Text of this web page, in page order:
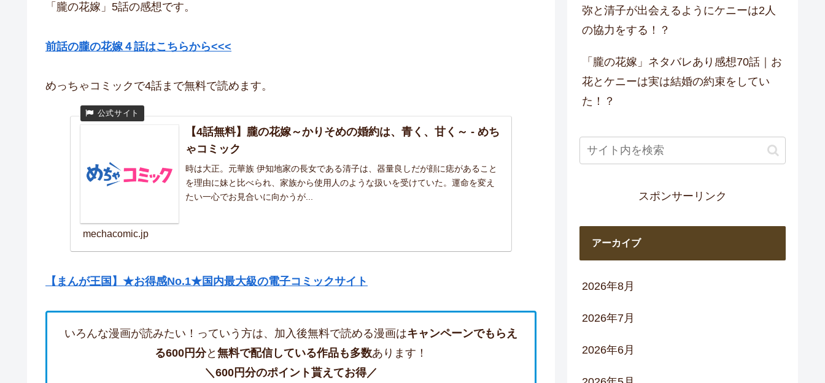
「朧の花嫁」5話の感想です。
前話の朧の花嫁４話はこちらから<<<
めっちゃコミックで4話まで無料で読めます。
【4話無料】朧の花嫁～かりそめの婚約は、青く、甘く～ - めち
ゃコミック
時は大正。元華族 伊知地家の長女である清子は、器量良しだが顔に痣があること
を理由に妹と比べられ、家族から使用人のような扱いを受けていた。運命を変え
たい一心でお見合いに向かうが...
mechacomic.jp
【まんが王国】★お得感No.1★国内最大級の電子コミックサイト
いろんな漫画が読みたい！っていう方は、加入後無料で読める漫画はキャンペーンでもらえ
る600円分と 無料で配信している作品も多数あります！
＼600円分のポイント貰えてお得／
弥と清子が出会えるようにケニーは2人
の協力をする！？
「朧の花嫁」ネタバレあり感想70話｜お
花とケニーは実は結婚の約束をしてい
た！？
スポンサーリンク
アーカイブ
2026年8月
2026年7月
2026年6月